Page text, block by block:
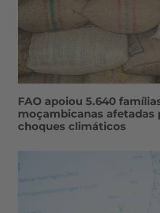
FAO apoiou 5.640
moçambicanas afetadas
choques climáticos